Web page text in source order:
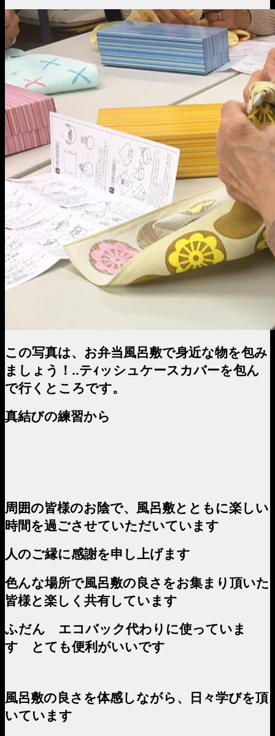
この写真は、お弁当風呂敷で身近な物を包み
ましょう！‥テｨッシュケースカバーを包ん
で行くところです。
真結びの練習から
周囲の皆様のお陰で、風呂敷とともに楽しい
時間を過ごさせていただいています
人のご縁に感謝を申し上げます
色んな場所で風呂敷の良さをお集まり頂いた
皆様と楽しく共有しています
ふだん エコバック代わりに使っていま
す とても便利がいいです
風呂敷の良さを体感しながら、日々学びを頂
いています